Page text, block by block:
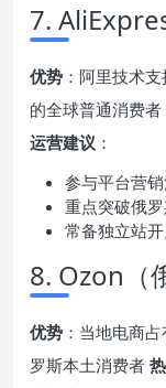
7.
优势 ：阿里技术
的全球普通消费者
运营建议 ：
参与平台营
重点突破俄
常备独立站
8. Ozon（
优势 ：当地电商
罗斯本土消费者